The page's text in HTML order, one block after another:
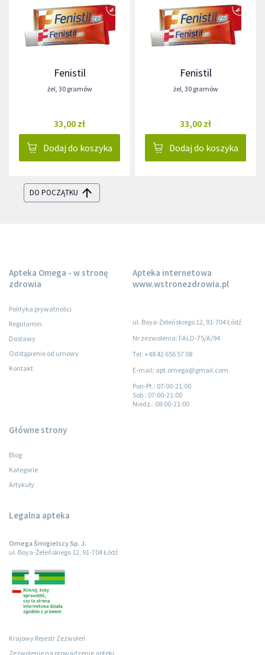
Fenistil
żel 30 gramów
33,00 zł
Dodaj do koszyka
Fenistil
żel 30 gramów
33,00 zł
Dodaj do koszyka
DO POCZĄTKU
Apteka Omega - w stronę
zdrowia
Polityka prywatności
Regulamin
Dostawy
Odstąpienie od umowy
Kontakt
Apteka internetowa
www.wstronezdrowia.pl
ul. Boya-Żeleńskiego 12, 91-704 Łódź
Nr zezwolenia: FALD-75/A/94
Tel: +48 42 656 57 08
E-mail: apt.omega@gmail.com
Pon-Pt.: 07:00-21:00
Sob.: 07:00-21:00
Niedz.: 08:00-21:00
Główne strony
Blog
Kategorie
Artykuły
Legalna apteka
Omega Śmigielscy Sp. J.
ul. Boya-Żeleńskiego 12, 91-704 Łódź
Krajowy Rejestr Zezwoleń
Zezwolenie na prowadzenie apteki